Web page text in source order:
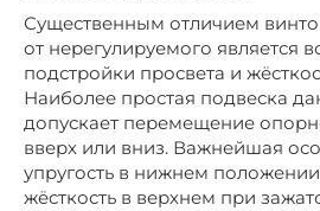
Существенным отличием
от нерегулируемого является
подстройки просвета и
Наиболее простая подвеска
допускает перемещение
вверх или вниз. Важнейшая
упругость в нижнем
жёсткость в верхнем при